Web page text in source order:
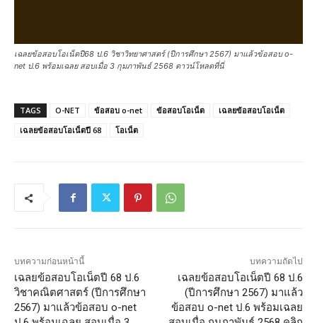
เฉลยข้อสอบโอเน็ตปี68 ป.6 วิชาวิทยาศาสตร์ (ปีการศึกษา 2567) มาแล้วข้อสอบ o-
net ป.6 พร้อมเฉลย สอบเมื่อ 3 กุมภาพันธ์ 2568 ดาวน์โหลดที่นี่
TAGS O-NET ข้อสอบ o-net ข้อสอบโอเน็ต
เฉลยข้อสอบโอเน็ต
เฉลยข้อสอบโอเน็ตปี 68
โอเน็ต
บทความก่อนหน้านี้
เฉลยข้อสอบโอเน็ตปี 68 ป.6
วิชาคณิตศาสตร์ (ปีการศึกษา
2567) มาแล้วข้อสอบ o-net
บทความถัดไป
เฉลยข้อสอบโอเน็ตปี 68 ป.6
(ปีการศึกษา 2567) มาแล้ว
ข้อสอบ o-net ป.6 พร้อมเฉลย